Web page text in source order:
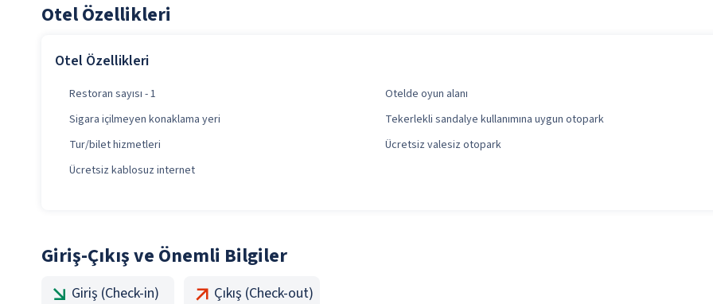
Otel Özellikleri
Otel Özellikleri
Restoran sayısı - 1 Otelde oyun alanı
Sigara içilmeyen konaklama yeri
Tekerlekli sandalye kullanımına uygun otopark
Tur/bilet hizmetleri
Ücretsiz valesiz otopark
Ücretsiz kablosuz internet
Giriş-Çıkış ve Önemli Bilgiler
Giriş (Check-in) Çıkış (Check-out)